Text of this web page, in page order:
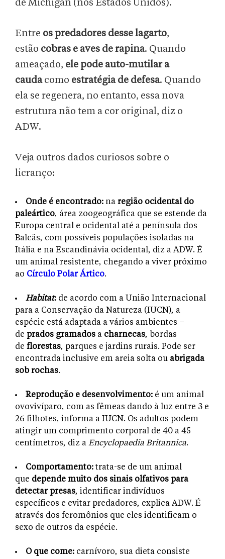
de Michigan (nos Estados Unidos).
Entre os predadores desse lagarto,
estão cobras e aves de rapina. Quando
ameaçado, ele pode auto-mutilar a
caudacomo estratégia de defesa. Quando
ela se regenera, no entanto, essa nova
estrutura não tem a cor original, diz o
ADW.
Veja outros dados curiosos sobre o
licranço:
Onde é encontrado: na região ocidental do
paleártico, área zoogeográfica que se estende da
Europa central e ocidental até a península dos
Balcãs, com possíveis populações isoladas na
Itália e na Escandinávia ocidental, diz a ADW. É
um animal resistente, chegando a viver próximo
ao Círculo Polar Ártico.
Habitat: de acordo com a União Internacional
para a Conservação da Natureza (IUCN), a
espécie está adaptada a vários ambientes –
de prados gramados a charnecas, bordas
de florestas, parques e jardins rurais. Pode ser
encontrada inclusive em areia solta ou abrigada
sob rochas.
Reprodução e desenvolvimento: é um animal
ovovivíparo, com as fêmeas dando à luz entre 3 e
26 filhotes, informa a IUCN. Os adultos podem
atingir um comprimento corporal de 40 a 45
centímetros, diz a Encyclopaedia Britannica.
Comportamento:trata-se de um animal
que depende muito dos sinais olfativos para
detectar presas, identificar indivíduos
específicos e evitar predadores, explica ADW. É
através dos feromônios que eles identificam o
sexo de outros da espécie.
O que come: carnívoro, sua dieta consiste